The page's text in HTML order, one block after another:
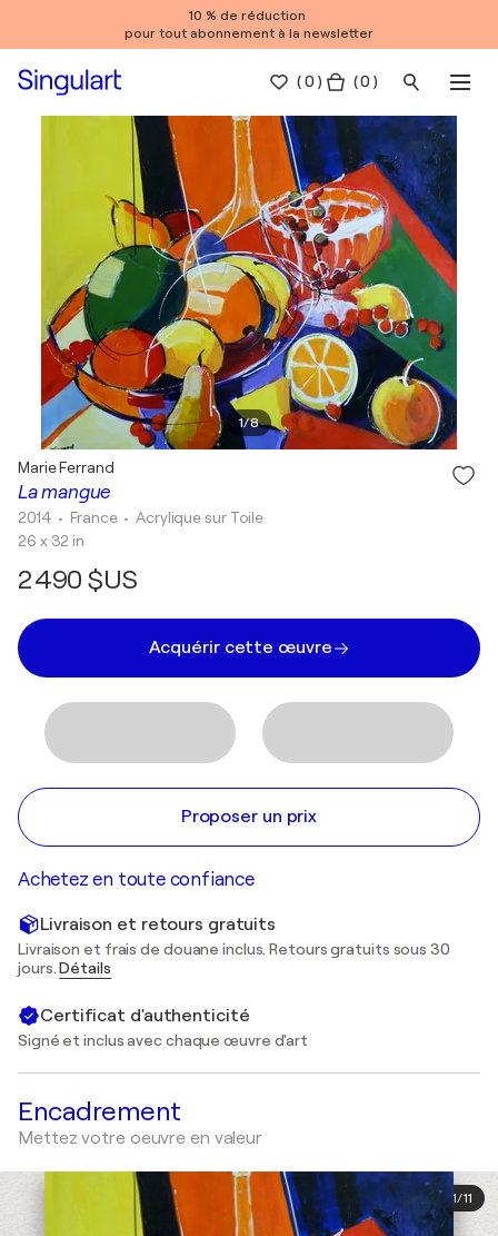
10 % de réduction
pour tout abonnement à la newsletter
(0 ) ( 0 )
1/8
La mangue
Marie Ferrand
2014 • France •Acrylique sur Toile
26 x 32 in
2 490 $US
Acquérir cette œuvre
Proposer un prix
Achetez en toute confiance
Livraison et retours gratuits
Livraison et frais de douane inclus. Retours gratuits sous 30
jours.Détails
Certificat d'authenticité
Signé et inclus avec chaque œuvre d'art
Encadrement
Mettez votre oeuvre en valeur
1/11